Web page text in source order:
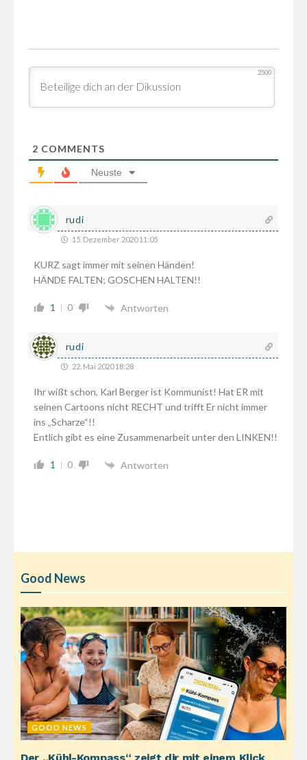
2500
2 COMMENTS
Neuste
rudi
15. Dezember 2020 11:05
KURZ sagt immer mit seinen Händen!
HÄNDE FALTEN; GOSCHEN HALTEN!!
1 0 Antworten
rudi
22. Mai 2020 18:28
Ihr wißt schon, Karl Berger ist Kommunist! Hat ER mit
seinen Cartoons nicht RECHT und trifft Er nicht immer
ins „Scharze“!!
Entlich gibt es eine Zusammenarbeit unter den LINKEN!!
1 0 Antworten
Good News
GOOD NEWS